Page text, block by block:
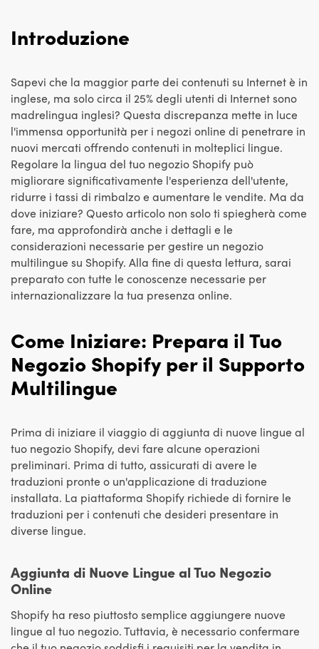
Introduzione
Sapevi che la maggior parte dei contenuti su Internet è in
inglese, ma solo circa il 25% degli utenti di Internet sono
madrelingua inglesi? Questa discrepanza mette in luce
l'immensa opportunità per i negozi online di penetrare in
nuovi mercati offrendo contenuti in molteplici lingue.
Regolare la lingua del tuo negozio Shopify può
migliorare significativamente l'esperienza dell'utente,
ridurre i tassi di rimbalzo e aumentare le vendite. Ma da
dove iniziare? Questo articolo non solo ti spiegherà come
fare, ma approfondirà anche i dettagli e le
considerazioni necessarie per gestire un negozio
multilingue su Shopify. Alla fine di questa lettura, sarai
preparato con tutte le conoscenze necessarie per
internazionalizzare la tua presenza online.
Come Iniziare: Prepara il Tuo
Negozio Shopify per il Supporto
Multilingue
Prima di iniziare il viaggio di aggiunta di nuove lingue al
tuo negozio Shopify, devi fare alcune operazioni
preliminari. Prima di tutto, assicurati di avere le
traduzioni pronte o un'applicazione di traduzione
installata. La piattaforma Shopify richiede di fornire le
traduzioni per i contenuti che desideri presentare in
diverse lingue.
Aggiunta di Nuove Lingue al Tuo Negozio
Online
Shopify ha reso piuttosto semplice aggiungere nuove
lingue al tuo negozio. Tuttavia, è necessario confermare